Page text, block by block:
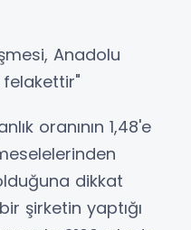
Anadolu
oranının 1,48'e
dikkat
şirketin yaptığı